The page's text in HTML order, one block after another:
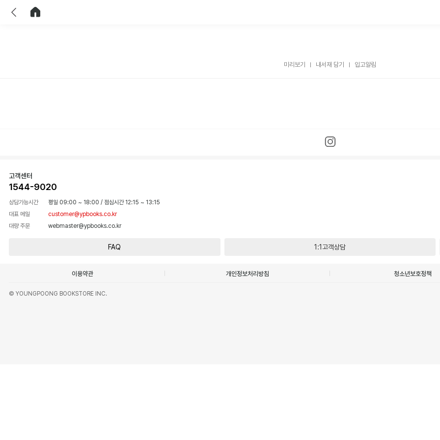
미리보기 내서재 담기 입고알림
고객센터
1544-9020
상담가능시간 평일 09:00 ~ 18:00 / 점심시간 12:15 ~ 13:15
대표 메일
customer@ypbooks.co.kr
대량 주문
webmaster@ypbooks.co.kr
FAQ 1:1고객상담
이용약관 개인정보처리방침 청소년보호정책
© YOUNGPOONG BOOKSTORE INC.